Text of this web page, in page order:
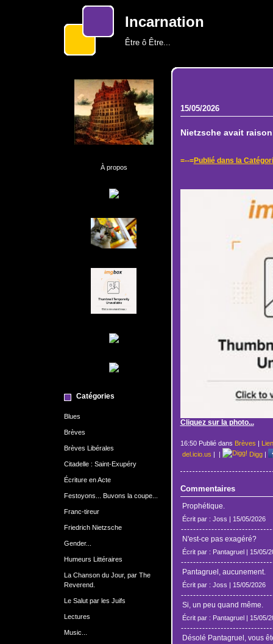
Incarnation
Être ô Être...
À propos
Catégories
Blues
Brèves
Brèves Libérales
Citadelle : Saint-Exupéry
Écriture en Acte
Festoyons... Buvons la coupe...
Franc-tireur
Friedrich Nietzsche
Gender...
Humeurs Littéraires
La Chanson du Jour, par The
Reverend.
Le Salut par les Juifs
Lectures
Music...
15/05/2026
Nietzsche avait
=--=Publié dans la
Cliquez sur la photo...
16:50 Publié dans Brèves |
del.icio.us | | Digg|
Commentaires
Prophétique.
Écrit par : Joss | 15/05/2026
N'est-ce pas exagéré?
Écrit par : Pantagruel | 15/05/
Pantagruel, aucunement.
Écrit par : Joss | 15/05/2026
Si, un peu quand même.
Écrit par : Pantagruel | 15/05/
Désolé Pantagruel, vous